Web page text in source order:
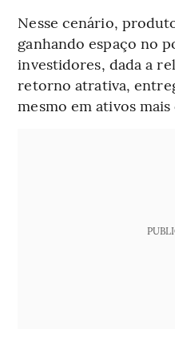
Nesse cenário,
ganhando espaço no
investidores, dada a
retorno atrativa,
mesmo em ativos